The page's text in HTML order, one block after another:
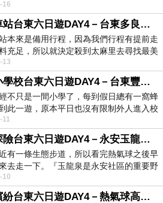
16
最美車站台東六日遊DAY4－台東多良車站
本來是備用行程，因為我們行程有提前走
充足，所以就決定殺到太麻里去尋找最美
...
13
最美小學校台東六日遊DAY4－台東豐源國小
不只是一間小學了，每到假日總有一窩蜂
此一遊，原本平日也沒有限制外人進入校
因為...
11
生態探險台東六日遊DAY4－永安玉龍泉生態步道、立品茶園民宿
有一條生態步道，所以看完熱氣球之後早
去走一下。『玉龍泉是永安社區的重要野
年溪...
10
五彩繽紛台東六日遊DAY4－熱氣球高高飛